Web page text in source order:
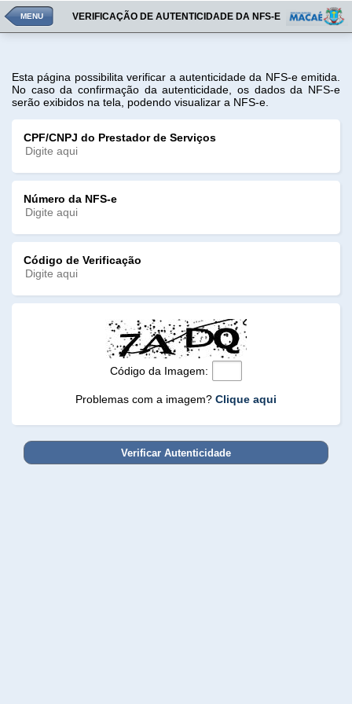
MENU VERIFICAÇÃO DE AUTENTICIDADE DA NFS-E
Esta página possibilita verificar a autenticidade da NFS-e emitida.
No caso da confirmação da autenticidade, os dados da NFS-e
serão exibidos na tela, podendo visualizar a NFS-e.
CPF/CNPJ do Prestador de Serviços
Número da NFS-e
Código de Verificação
Código da Imagem:
Problemas com a imagem? Clique aqui